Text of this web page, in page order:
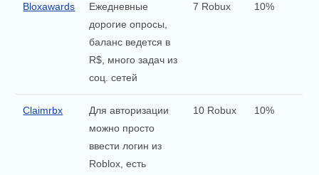
Bloxawards
Ежедневные
дорогие опросы,
баланс ведется в
R$, много задач из
соц. сетей
7 Robux 10%
Claimrbx
Для авторизации
можно просто
ввести логин из
Roblox, есть
10 Robux 10%